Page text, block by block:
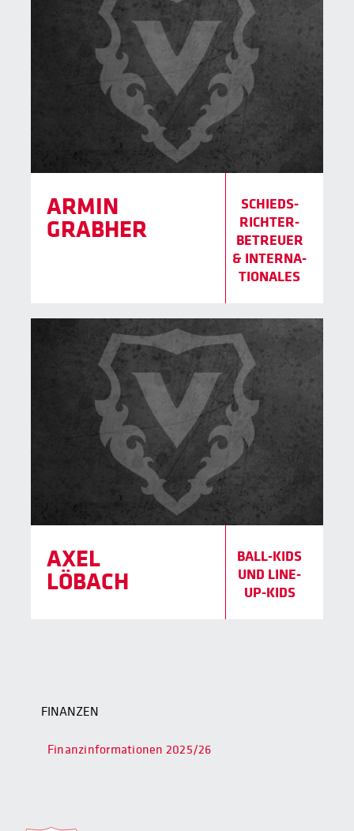
ARMIN
GRABHER
SCHIEDS­
RICH­TER­
BE­TREUER
& INTERNA­
TIONALES
AXEL
LÖBACH
BALL-KIDS
UND LINE-
UP-KIDS
FINANZEN
Finanzinformationen 2025/26